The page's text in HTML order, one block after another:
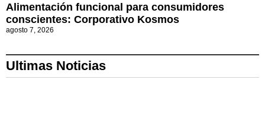
Alimentación funcional para consumidores
conscientes: Corporativo Kosmos
agosto 7, 2026
Ultimas Noticias